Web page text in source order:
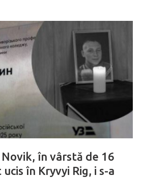
în vârstă de 16
în Kryvyi Rig, i s-a